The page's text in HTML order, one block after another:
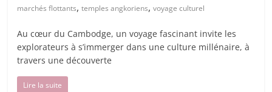
marchés flottants,temples angkoriens,voyage culturel
Au cœur du Cambodge, un voyage fascinant invite les
explorateurs à s’immerger dans une culture millénaire, à
travers une découverte
Lire la suite